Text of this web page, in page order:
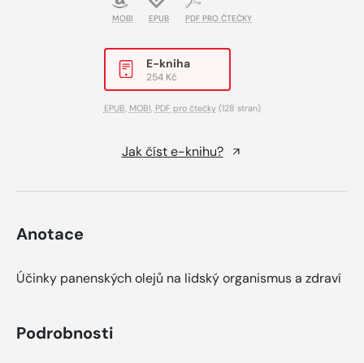
MOBI EPUB PDF PRO ČTEČKY
E-kniha
254 Kč
EPUB, MOBI, PDF pro čtečky(128 stran)
Jak číst e-knihu?
Anotace
Účinky panenských olejů na lidský organismus a zdraví
Podrobnosti